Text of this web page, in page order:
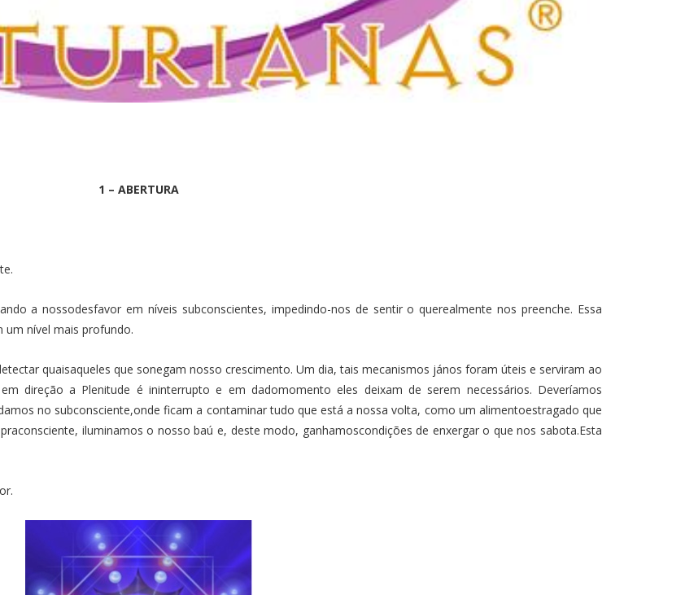
1 – ABERTURA
a nossodesfavor em níveis subconscientes, impedindo-nos de sentir o querealmente nos preenche. Essa
um nível mais profundo.
quaisaqueles que sonegam nosso crescimento. Um dia, tais mecanismos jános foram úteis e serviram ao
direção a Plenitude é ininterrupto e em dadomomento eles deixam de serem necessários. Deveríamos
no subconsciente,onde ficam a contaminar tudo que está a nossa volta, como um alimentoestragado que
iluminamos o nosso baú e, deste modo, ganhamoscondições de enxergar o que nos sabota.Esta